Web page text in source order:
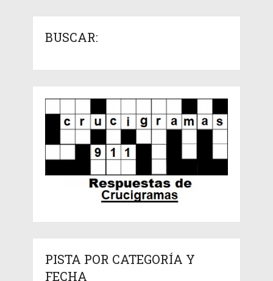
BUSCAR:
PISTA POR CATEGORÍA Y
FECHA